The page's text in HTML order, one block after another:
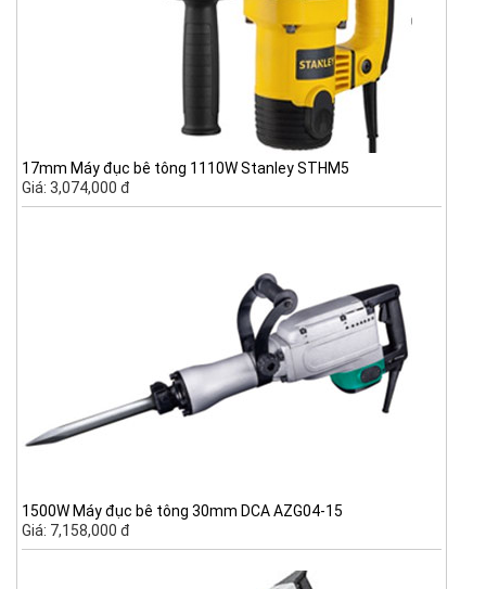
17mm Máy đục bê tông 1110W Stanley STHM5
Giá: 3,074,000 đ
1500W Máy đục bê tông 30mm DCA AZG04-15
Giá: 7,158,000 đ